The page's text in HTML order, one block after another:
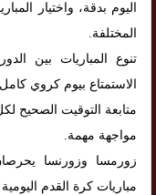
اليوم بدقة، واختيار
المختلفة.
تنوع المباريات بين
الاستمتاع بيوم كروي
متابعة التوقيت الصحيح
مواجهة مهمة.
زورمسا وزورنسا
مباريات كرة القدم